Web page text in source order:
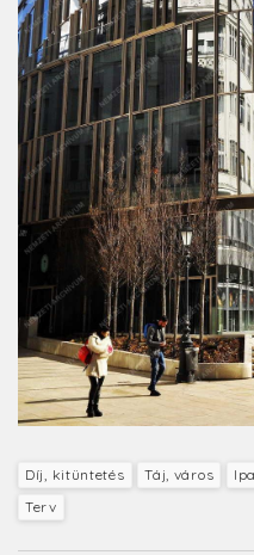
Díj, kitüntetés Táj, város
Terv